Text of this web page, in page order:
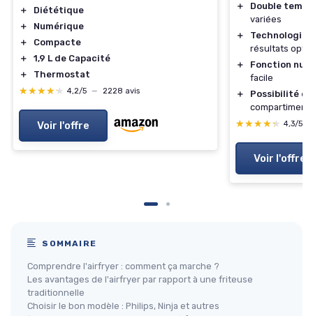
＋
Diététique
＋
Numérique
＋
Compacte
＋
1,9 L de Capacité
＋
Thermostat
★★★★★
★★★★★ 4,2/5 — 2228 avis
Voir l'offre
＋
Double
variées
＋
Technologie
résultats
＋
Fonction
facile
＋
Possibilité
★★★★★
★★★★★ 4,3/5
Voir l'offre
SOMMAIRE
Comprendre l'airfryer : comment ça marche ?
Les avantages de l'airfryer par rapport à une friteuse
traditionnelle
Choisir le bon modèle : Philips, Ninja et autres